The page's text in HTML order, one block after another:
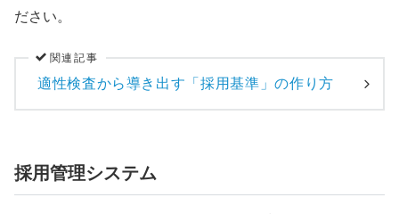
ださい。
関連記事
適性検査から導き出す「採用基準」の作り方
採用管理システム